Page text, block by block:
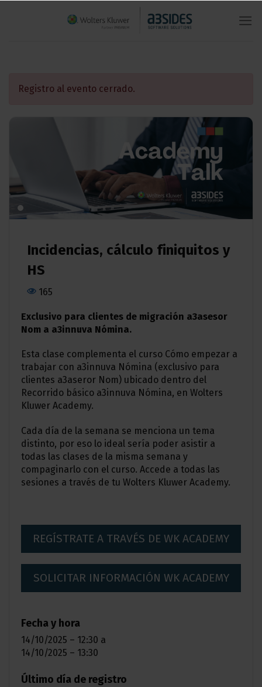
Registro al evento cerrado.
Incidencias, cálculo finiquitos y
HS
165
Exclusivo para clientes de migración a3asesor
Nom a a3innuva Nómina.
Esta clase complementa el curso Cómo empezar a
trabajar con a3innuva Nómina (exclusivo para
clientes a3aseror Nom) ubicado dentro del
Recorrido básico a3innuva Nómina, en Wolters
Kluwer Academy.
Cada día de la semana se menciona un tema
distinto, por eso lo ideal sería poder asistir a
todas las clases de la misma semana y
compaginarlo con el curso. Accede a todas las
sesiones a través de tu Wolters Kluwer Academy.
REGÍSTRATE A TRAVÉS DE WK ACADEMY
SOLICITAR INFORMACIÓN WK ACADEMY
Fecha y hora
14/10/2025 – 12:30 a
14/10/2025 – 13:30
Último día de registro